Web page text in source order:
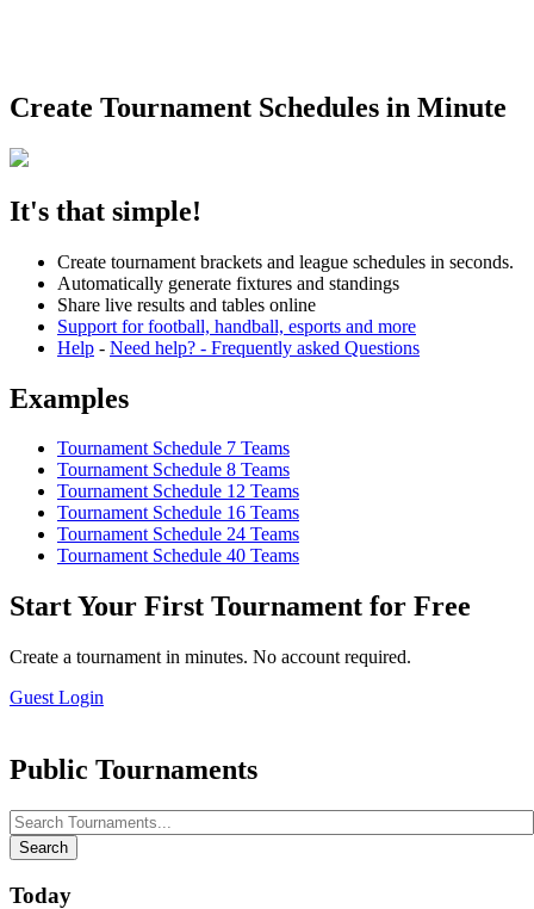
Create Tournament Schedules in Minute
It's that simple!
Create tournament brackets and league schedules in seconds.
Automatically generate fixtures and standings
Share live results and tables online
Support for football, handball, esports and more
Help - Need help? - Frequently asked Questions
Examples
Tournament Schedule 7 Teams
Tournament Schedule 8 Teams
Tournament Schedule 12 Teams
Tournament Schedule 16 Teams
Tournament Schedule 24 Teams
Tournament Schedule 40 Teams
Start Your First Tournament for Free
Create a tournament in minutes. No account required.
Guest Login
Public Tournaments
Search
Today